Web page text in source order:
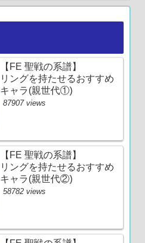
【FE 聖戦の系譜】
リングを持たせるおすすめ
キャラ(親世代①)
87907 views
【FE 聖戦の系譜】
リングを持たせるおすすめ
キャラ(親世代②)
58782 views